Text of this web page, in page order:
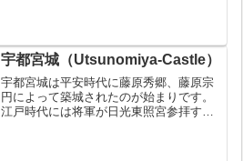
長7年（1602年）...
宇都宮城（Utsunomiya-Castle）
宇都宮城は平安時代に藤原秀郷、藤原宗
円によって築城されたのが始まりです。
江戸時代には将軍が日光東照宮参拝する